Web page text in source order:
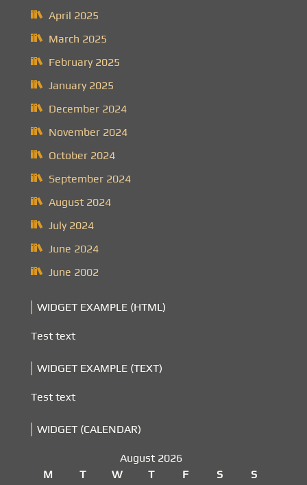
April 2025
March 2025
February 2025
January 2025
December 2024
November 2024
October 2024
September 2024
August 2024
July 2024
June 2024
June 2002
WIDGET EXAMPLE (HTML)
Test text
WIDGET EXAMPLE (TEXT)
Test text
WIDGET (CALENDAR)
August 2026
M
T W T F S
S